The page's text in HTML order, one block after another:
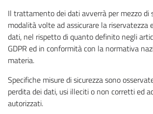
Il trattamento dei dati avverrà per mezzo di
modalità volte ad assicurare la riservatezza
dati, nel rispetto di quanto definito negli
GDPR ed in conformità con la normativa
materia.
Specifiche misure di sicurezza sono
perdita dei dati, usi illeciti o non corretti ed
autorizzati.